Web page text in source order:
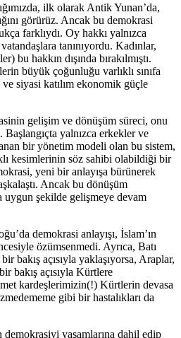
ilk olarak Antik Yunan’da,
görürüz. Ancak bu demokrasi
farklıydı. Oy hakkı yalnızca
tanınıyordu. Kadınlar,
bu hakkın dışında bırakılmıştı.
büyük çoğunluğu varlıklı sınıfa
siyasi katılım ekonomik güçle
gelişim ve dönüşüm süreci, onu
yalnızca erkekler ve
bir yönetim modeli olan bu sistem,
kesimlerinin söz sahibi olabildiği bir
yeni bir anlayışa bürünerek
Ancak bu dönüşüm
uygun şekilde gelişmeye devam
demokrasi anlayışı, İslam’ın
özümsenmedi. Ayrıca, Batı
bakış açısıyla yaklaşıyorsa, Araplar,
bakış açısıyla Kürtlere
kardeşlerimizin(!) Kürtlerin devasa
gibi bir hastalıkları da
yaşamlarına dahil edip